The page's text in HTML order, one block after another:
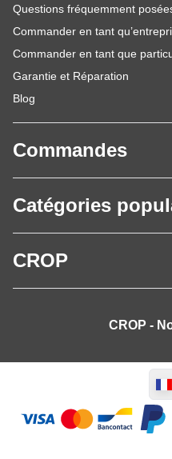
Questions fréquemment
Commander en tant
Commander en tant que
Garantie et Réparation
Blog
Commandes
Catégories
CROP
CROP -